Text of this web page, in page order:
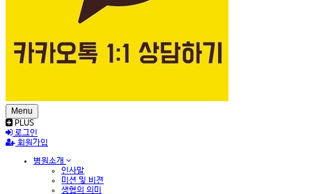
Menu
PLUS
로그인
회원가입
병원소개
인사말
미션 및 비젼
생협의 의미